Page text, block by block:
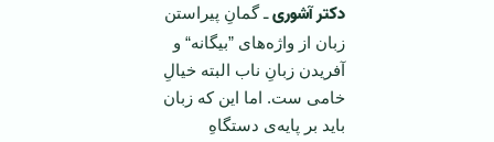
دکتر آشوریـ گمانِ پیراستن
زبان از واژه‌های ”بیگانه“ و
آفریدن زبانِ ناب البته خیالِ
خامی ست. اما این كه زبان
باید بر پایه‌ی دستگاهِ